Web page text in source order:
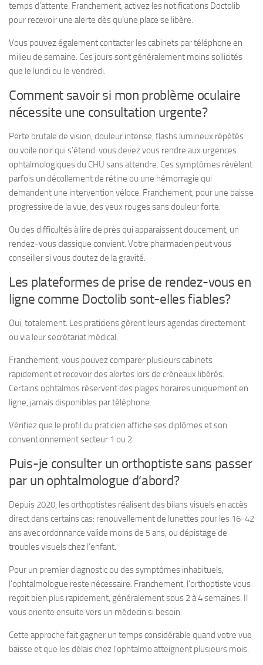
temps d’attente. Franchement, activez les notifications Doctolib
pour recevoir une alerte dès qu’une place se libère.
Vous pouvez également contacter les cabinets par téléphone en
milieu de semaine. Ces jours sont généralement moins sollicités
que le lundi ou le vendredi.
Comment savoir si mon problème oculaire
nécessite une consultation urgente?
Perte brutale de vision, douleur intense, flashs lumineux répétés
ou voile noir qui s’étend: vous devez vous rendre aux urgences
ophtalmologiques du CHU sans attendre. Ces symptômes révèlent
parfois un décollement de rétine ou une hémorragie qui
demandent une intervention véloce. Franchement, pour une baisse
progressive de la vue, des yeux rouges sans douleur forte.
Ou des difficultés à lire de près qui apparaissent doucement, un
rendez-vous classique convient. Votre pharmacien peut vous
conseiller si vous doutez de la gravité.
Les plateformes de prise de rendez-vous en
ligne comme Doctolib sont-elles fiables?
Oui, totalement. Les praticiens gèrent leurs agendas directement
ou via leur secrétariat médical.
Franchement, vous pouvez comparer plusieurs cabinets
rapidement et recevoir des alertes lors de créneaux libérés.
Certains ophtalmos réservent des plages horaires uniquement en
ligne, jamais disponibles par téléphone.
Vérifiez que le profil du praticien affiche ses diplômes et son
conventionnement secteur 1 ou 2.
Puis-je consulter un orthoptiste sans passer
par un ophtalmologue d’abord?
Depuis 2020, les orthoptistes réalisent des bilans visuels en accès
direct dans certains cas: renouvellement de lunettes pour les 16-42
ans avec ordonnance valide moins de 5 ans, ou dépistage de
troubles visuels chez l’enfant.
Pour un premier diagnostic ou des symptômes inhabituels,
l’ophtalmologue reste nécessaire. Franchement, l’orthoptiste vous
reçoit bien plus rapidement, généralement sous 2 à 4 semaines. Il
vous oriente ensuite vers un médecin si besoin.
Cette approche fait gagner un temps considérable quand votre vue
baisse et que les délais chez l’ophtalmo atteignent plusieurs mois.